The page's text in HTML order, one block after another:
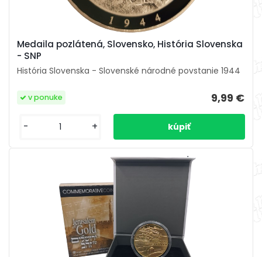
Medaila pozlátená, Slovensko, História Slovenska
- SNP
História Slovenska - Slovenské národné povstanie 1944
9,99 €
v ponuke
- +